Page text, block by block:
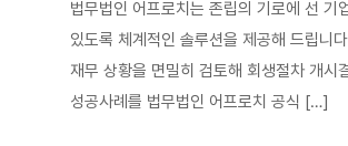
법무법인 어프로치는 존립의 기로에 선 기
있도록 체계적인 솔루션을 제공해 드립니
재무 상황을 면밀히 검토해 회생절차 개시
성공사례를 법무법인 어프로치 공식 […]